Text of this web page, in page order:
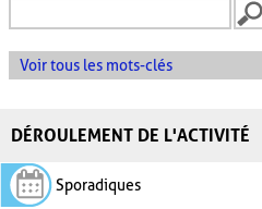
Voir tous les mots-clés
DÉROULEMENT DE L'ACTIVITÉ
Sporadiques